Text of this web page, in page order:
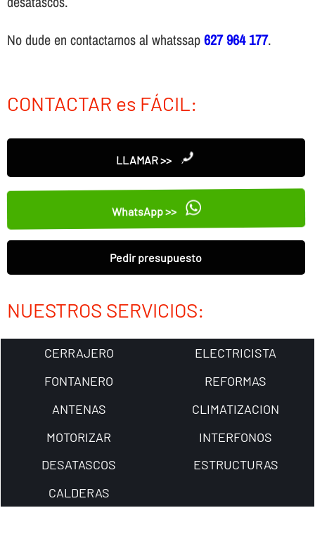
No dude en contactarnos al whatssap627 964 177.
CONTACTAR es FÁCIL:
LLAMAR >>
WhatsApp >>
Pedir presupuesto
NUESTROS SERVICIOS:
CERRAJERO
ELECTRICISTA
FONTANERO
REFORMAS
ANTENAS
CLIMATIZACION
MOTORIZAR
INTERFONOS
DESATASCOS
ESTRUCTURAS
CALDERAS